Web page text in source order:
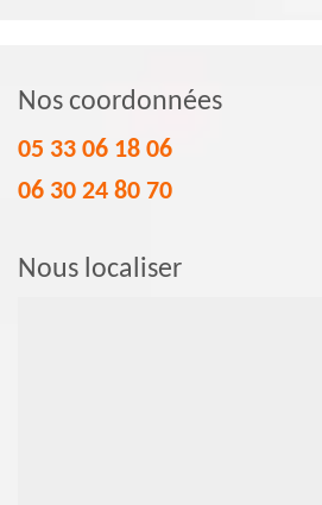
Nos coordonnées
05 33 06 18 06
06 30 24 80 70
Nous localiser